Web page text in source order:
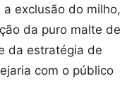
exclusão do milho,
da puro malte de
da estratégia de
com o público